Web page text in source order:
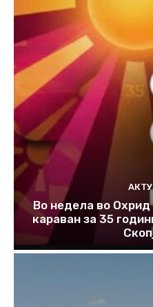
Во недела во
караван за 35